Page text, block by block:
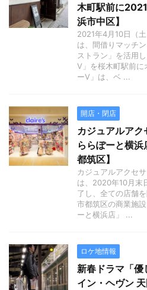
木町駅前に
浜市中区】
2021年4月10日（
は、間借りマッチ
ストラン」を活用
V」を桜木町駅前に
ーV」は、ベ ...
開店・閉店
カジュアルアク
ららぽーと横
都筑区】
カジュアルアクセ
は、2020年10月末
了し、全ての店舗
市都筑区の商業施
ーと横浜店」 ...
ロケ地情報
新春ドラマ「優
イン・ヘヴン